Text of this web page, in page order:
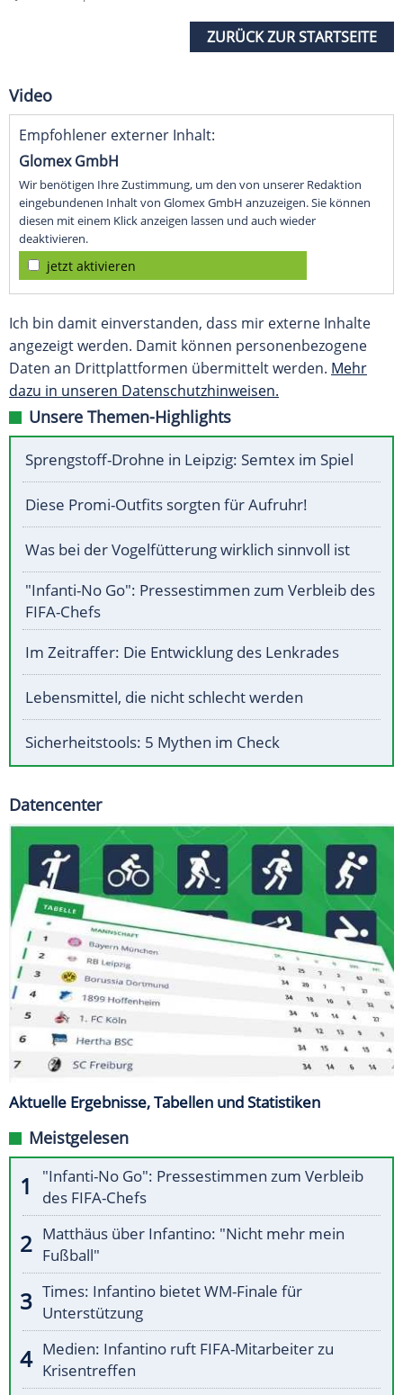
ZURÜCK ZUR STARTSEITE
Video
Empfohlener externer Inhalt:
Glomex GmbH
Wir benötigen Ihre Zustimmung, um den von unserer Redaktion
eingebundenen Inhalt von Glomex GmbH anzuzeigen. Sie können
diesen mit einem Klick anzeigen lassen und auch wieder
deaktivieren.
jetzt aktivieren
Ich bin damit einverstanden, dass mir externe Inhalte
angezeigt werden. Damit können personenbezogene
Daten an Drittplattformen übermittelt werden. Mehr
dazu in unseren Datenschutzhinweisen.
Unsere Themen-Highlights
Sprengstoff-Drohne in Leipzig: Semtex im Spiel
Diese Promi-Outfits sorgten für Aufruhr!
Was bei der Vogelfütterung wirklich sinnvoll ist
"Infanti-No Go": Pressestimmen zum Verbleib des
FIFA-Chefs
Im Zeitraffer: Die Entwicklung des Lenkrades
Lebensmittel, die nicht schlecht werden
Sicherheitstools: 5 Mythen im Check
Datencenter
Aktuelle Ergebnisse, Tabellen und Statistiken
Meistgelesen
"Infanti-No Go": Pressestimmen zum Verbleib
des FIFA-Chefs
Matthäus über Infantino: "Nicht mehr mein
Fußball"
Times: Infantino bietet WM-Finale für
Unterstützung
Medien: Infantino ruft FIFA-Mitarbeiter zu
Krisentreffen